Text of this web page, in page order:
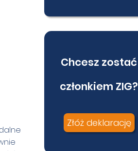
Chcesz zostać
członkiem ZIG?
Złóż deklarację